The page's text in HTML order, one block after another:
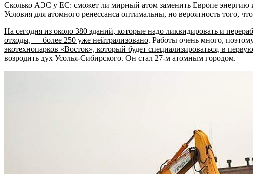
Сколько АЭС у ЕС: сможет ли мирный атом заменить Европе энергию
Условия для атомного ренессанса оптимальны, но вероятность того,
На сегодня из около 380 зданий, которые надо ликвидировать и
отходы, — более 250 уже нейтрализовано. Работы очень много,
экотехнопарков «Восток», который будет специализироваться, в
возродить дух Усолья-Сибирского. Он стал 27-м атомным городом.